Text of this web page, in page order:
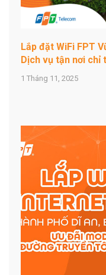
Lắp đặt WiFi FPT
Dịch vụ tận nơi chỉ
1 Tháng 11, 2025